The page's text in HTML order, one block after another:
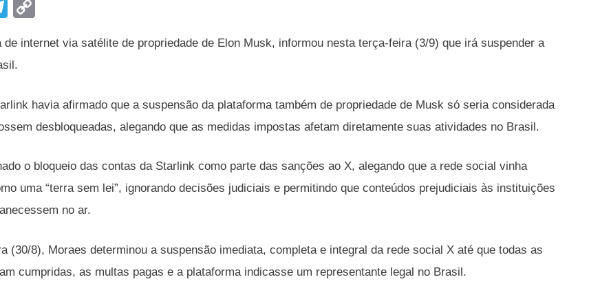
T
e
gr
a
m
p
Li
n
k
de internet via satélite de propriedade de Elon Musk, informou nesta terça-feira (3/9) que irá suspender a
havia afirmado que a suspensão da plataforma também de propriedade de Musk só seria considerada
desbloqueadas, alegando que as medidas impostas afetam diretamente suas atividades no Brasil.
o bloqueio das contas da Starlink como parte das sanções ao X, alegando que a rede social vinha
uma “terra sem lei”, ignorando decisões judiciais e permitindo que conteúdos prejudiciais às instituições
no ar.
(30/8), Moraes determinou a suspensão imediata, completa e integral da rede social X até que todas as
cumpridas, as multas pagas e a plataforma indicasse um representante legal no Brasil.